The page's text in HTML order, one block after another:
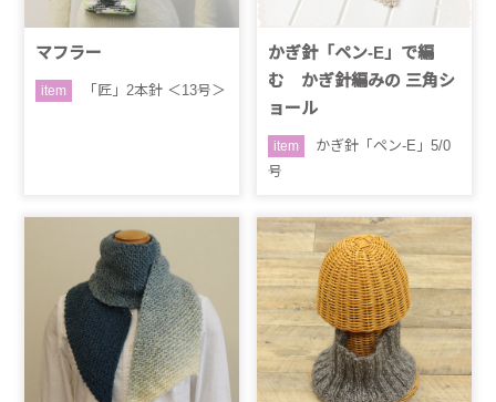
マフラー
item 「匠」2本針 ＜13号＞
かぎ針「ペン-E」で編
む かぎ針編みの 三角シ
ョール
item
かぎ針「ペン-E」5/0
号